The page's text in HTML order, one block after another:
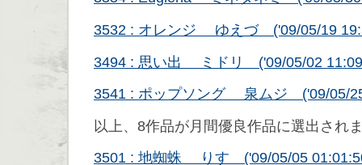
3532 : オレンジ ゆえづ ('09/05/19
3494 : 思い出 ミドリ ('09/05/02
3541 : ポップソング 泉ムジ ('09/05/
以上、8作品が月間優良作品に選出され
3501 : 地蜘蛛 りす ('09/05/05